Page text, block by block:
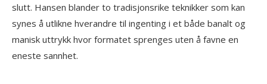
slutt. Hansen blander to tradisjonsrike teknikker som kan
synes å utlikne hverandre til ingenting i et både banalt og
manisk uttrykk hvor formatet sprenges uten å favne en
eneste sannhet.